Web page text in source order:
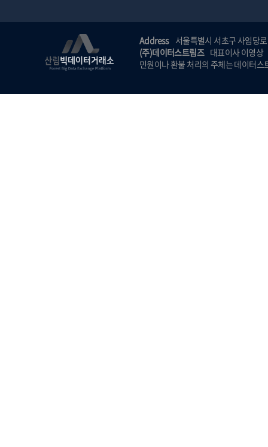
Address 서울특별시 서초구 사임당
(주)데이터스트림즈 대표이사 이영상
민원이나 환불 처리의 주체는 데이터스